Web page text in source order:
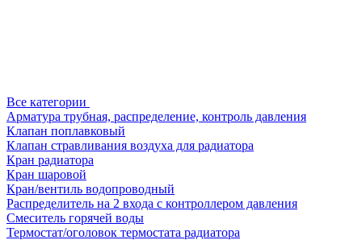
Все категории
Арматура трубная, распределение, контроль давления
Клапан поплавковый
Клапан стравливания воздуха для радиатора
Кран радиатора
Кран шаровой
Кран/вентиль водопроводный
Распределитель на 2 входа с контроллером давления
Смеситель горячей воды
Термостат/оголовок термостата радиатора